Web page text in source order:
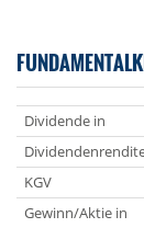
Dividende in
KGV
Gewinn/Aktie in